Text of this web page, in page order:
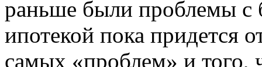
раньше были проблемы с
ипотекой пока придется
самых «проблем» и того,